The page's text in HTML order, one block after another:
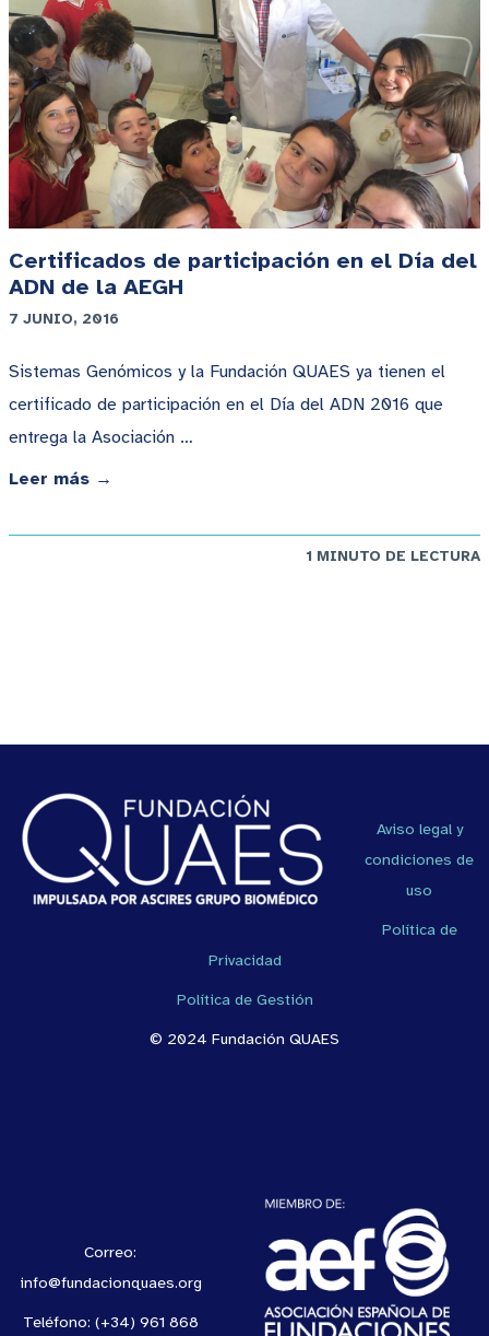
Certificados de participación en el Día del
ADN de la AEGH
7 JUNIO, 2016
Sistemas Genómicos y la Fundación QUAES ya tienen el
certificado de participación en el Día del ADN 2016 que
entrega la Asociación …
Leer más →
1 MINUTO DE LECTURA
Aviso legal y
condiciones de
uso
Política de
Privacidad
Política de Gestión
© 2024 Fundación QUAES
Correo:
info@fundacionquaes.org
Teléfono: (+34) 961 868